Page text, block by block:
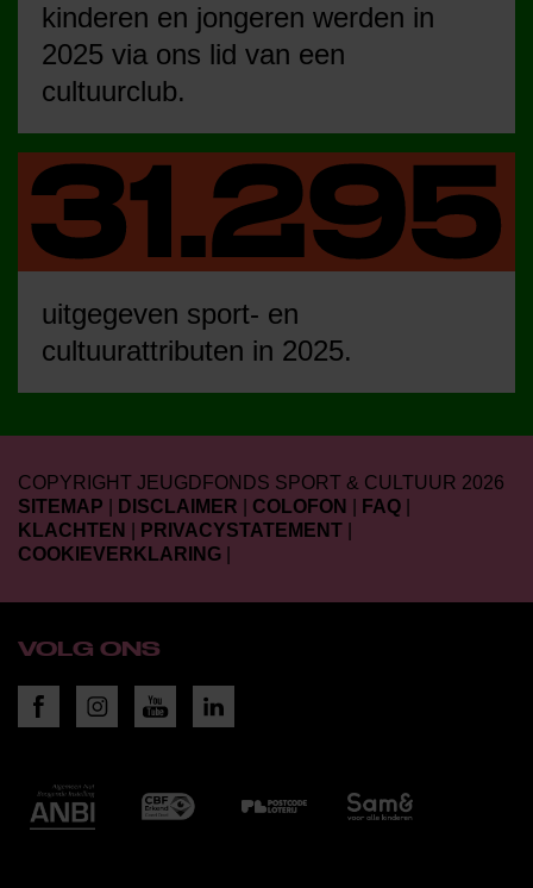
kinderen en jongeren werden in
2025 via ons lid van een
cultuurclub.
uitgegeven sport- en
cultuurattributen in 2025.
COPYRIGHT JEUGDFONDS SPORT & CULTUUR 2026
SITEMAP
DISCLAIMER COLOFON FAQ
KLACHTEN
PRIVACYSTATEMENT
COOKIEVERKLARING
VOLG ONS